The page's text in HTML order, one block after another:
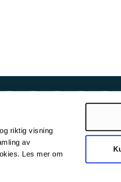
riktig visning
av
Les mer om